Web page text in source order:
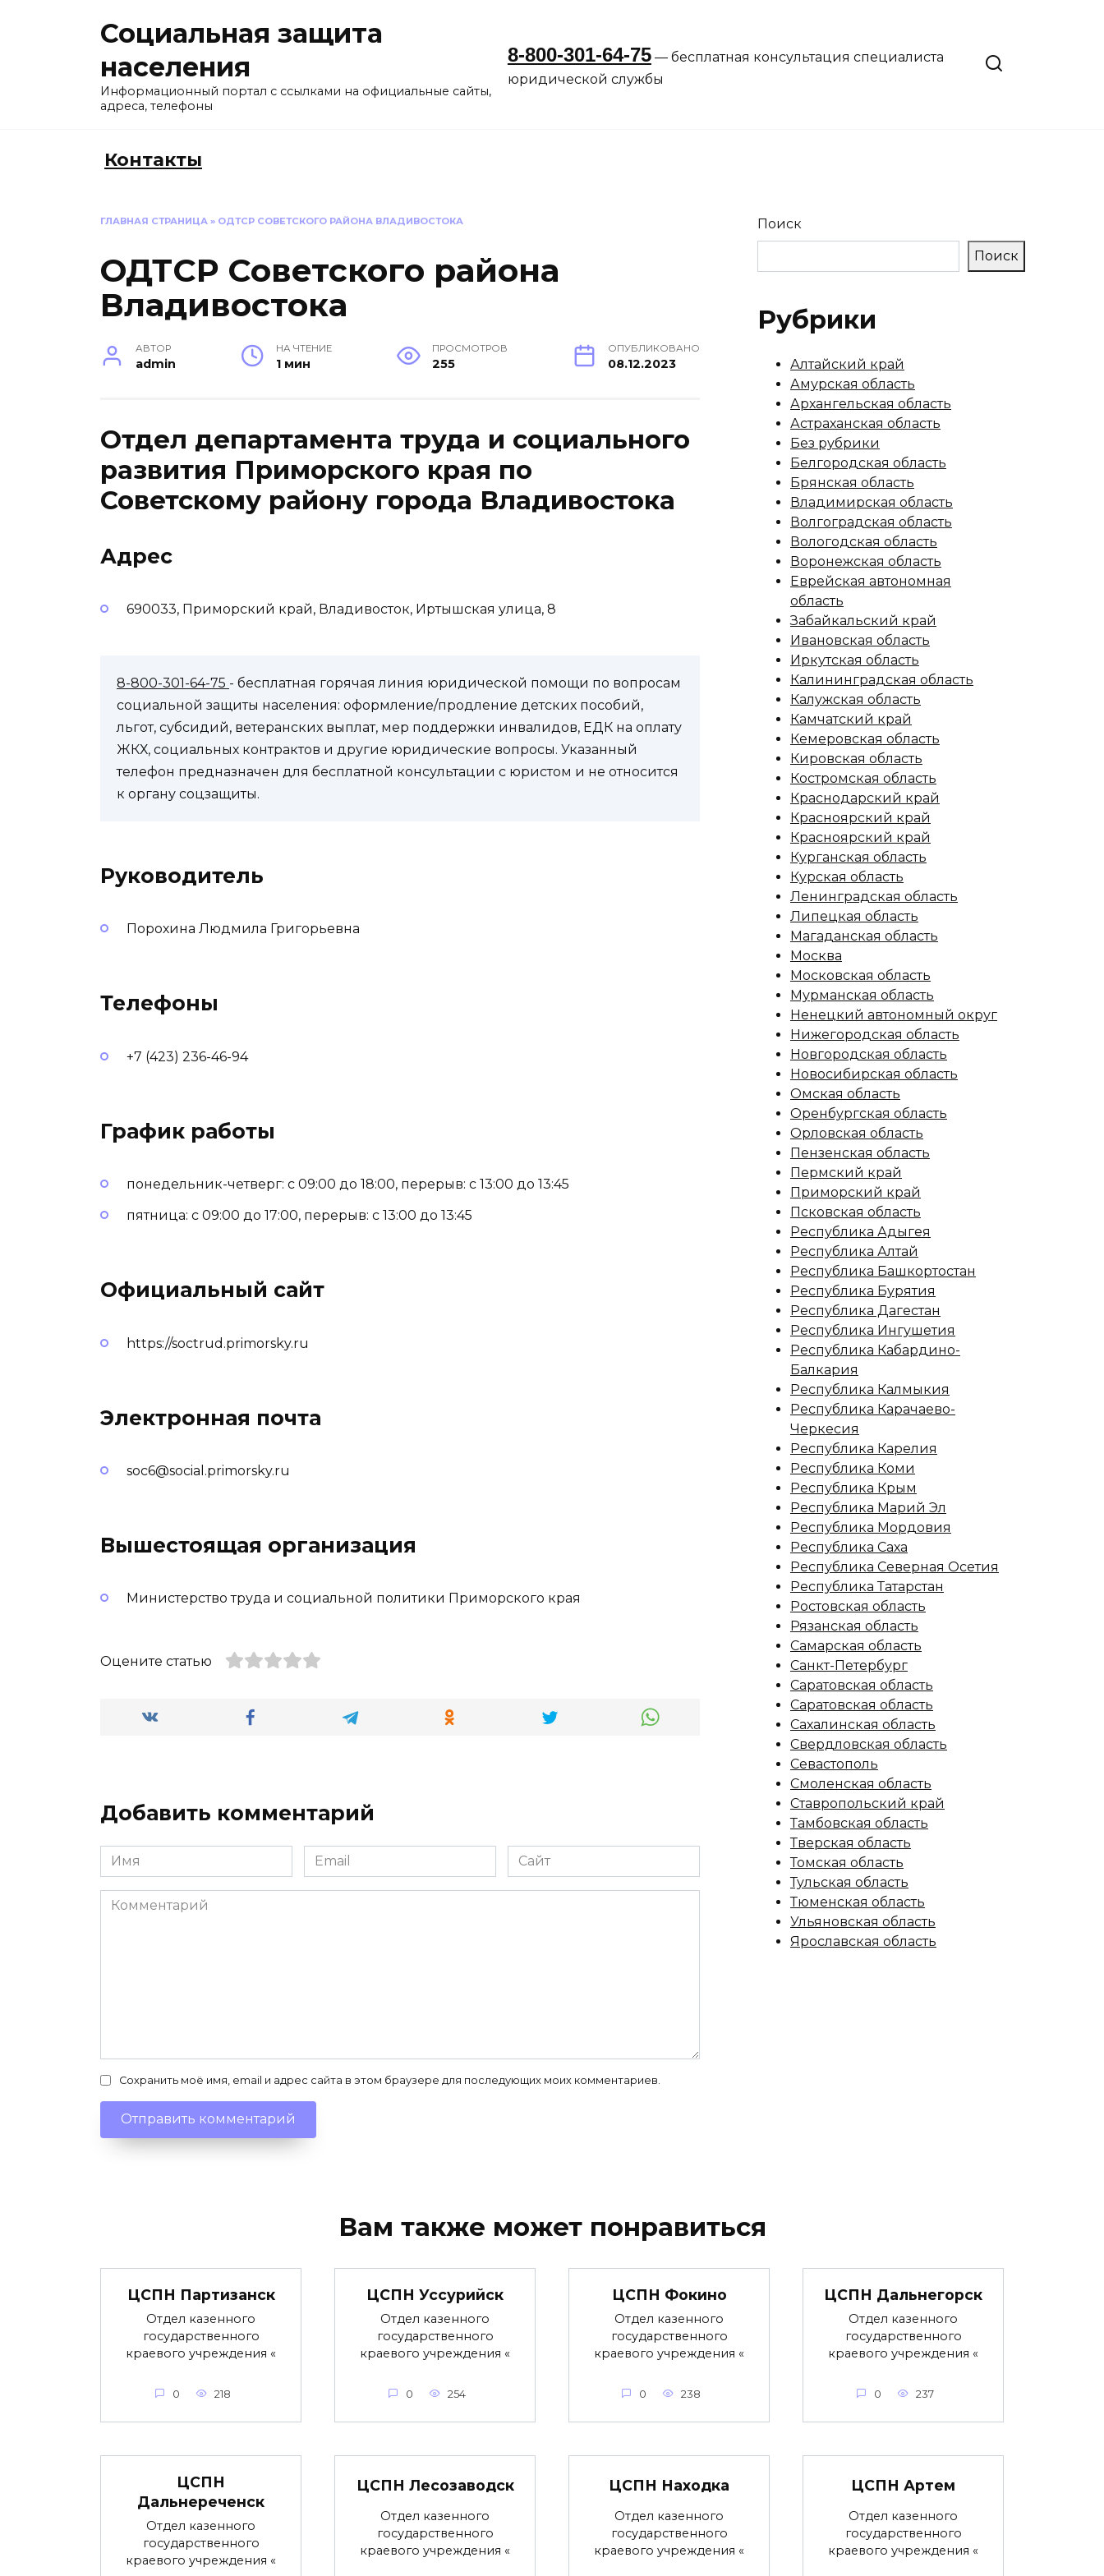
Социальная защита
населения
Информационный портал с ссылками на официальные сайты,
адреса, телефоны
8-800-301-64-75— бесплатная консультация специалиста
юридической службы
Контакты
ГЛАВНАЯ СТРАНИЦА » ОДТСР СОВЕТСКОГО РАЙОНА ВЛАДИВОСТОКА
ОДТСР Советского района
Владивостока
АВТОР
admin
НА ЧТЕНИЕ
1 мин
ПРОСМОТРОВ
255
ОПУБЛИКОВАНО
08.12.2023
Отдел департамента труда и социального
развития Приморского края по
Советскому району города Владивостока
Адрес
690033, Приморский край, Владивосток, Иртышская улица, 8
8-800-301-64-75 - бесплатная горячая линия юридической помощи по вопросам
социальной защиты населения: оформление/продление детских пособий,
льгот, субсидий, ветеранских выплат, мер поддержки инвалидов, ЕДК на оплату
ЖКХ, социальных контрактов и другие юридические вопросы. Указанный
телефон предназначен для бесплатной консультации с юристом и не относится
к органу соцзащиты.
Руководитель
Порохина Людмила Григорьевна
Телефоны
+7 (423) 236-46-94
График работы
понедельник-четверг: с 09:00 до 18:00, перерыв: с 13:00 до 13:45
пятница: с 09:00 до 17:00, перерыв: с 13:00 до 13:45
Официальный сайт
https://soctrud.primorsky.ru
Электронная почта
soc6@social.primorsky.ru
Вышестоящая организация
Министерство труда и социальной политики Приморского края
Оцените статью
Добавить комментарий
Имя
*
Email
*
Сайт
Комментарий
Сохранить моё имя, email и адрес сайта в этом браузере для последующих моих комментариев.
Поиск
Поиск
Рубрики
Алтайский край
Амурская область
Архангельская область
Астраханская область
Без рубрики
Белгородская область
Брянская область
Владимирская область
Волгоградская область
Вологодская область
Воронежская область
Еврейская автономная
область
Забайкальский край
Ивановская область
Иркутская область
Калининградская область
Калужская область
Камчатский край
Кемеровская область
Кировская область
Костромская область
Краснодарский край
Красноярский край
Красноярский край
Курганская область
Курская область
Ленинградская область
Липецкая область
Магаданская область
Москва
Московская область
Мурманская область
Ненецкий автономный округ
Нижегородская область
Новгородская область
Новосибирская область
Омская область
Оренбургская область
Орловская область
Пензенская область
Пермский край
Приморский край
Псковская область
Республика Адыгея
Республика Алтай
Республика Башкортостан
Республика Бурятия
Республика Дагестан
Республика Ингушетия
Республика Кабардино-
Балкария
Республика Калмыкия
Республика Карачаево-
Черкесия
Республика Карелия
Республика Коми
Республика Крым
Республика Марий Эл
Республика Мордовия
Республика Саха
Республика Северная Осетия
Республика Татарстан
Ростовская область
Рязанская область
Самарская область
Санкт-Петербург
Саратовская область
Саратовская область
Сахалинская область
Свердловская область
Севастополь
Смоленская область
Ставропольский край
Тамбовская область
Тверская область
Томская область
Тульская область
Тюменская область
Ульяновская область
Ярославская область
Вам также может понравиться
ЦСПН Партизанск
Отдел казенного
государственного
краевого учреждения «
0 218
ЦСПН Уссурийск
Отдел казенного
государственного
краевого учреждения «
0 254
ЦСПН Фокино
Отдел казенного
государственного
краевого учреждения «
0 238
ЦСПН Дальнегорск
Отдел казенного
государственного
краевого учреждения «
0 237
ЦСПН
Дальнереченск
Отдел казенного
государственного
краевого учреждения «
ЦСПН Лесозаводск
Отдел казенного
государственного
краевого учреждения «
ЦСПН Находка
Отдел казенного
государственного
краевого учреждения «
ЦСПН Артем
Отдел казенного
государственного
краевого учреждения «